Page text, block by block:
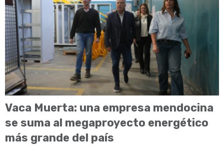
Vaca Muerta: una empresa mendocina
se suma al megaproyecto energético
más grande del país